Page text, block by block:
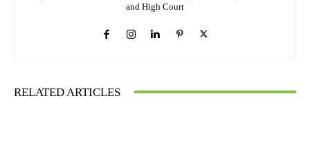
and High Court
RELATED ARTICLES